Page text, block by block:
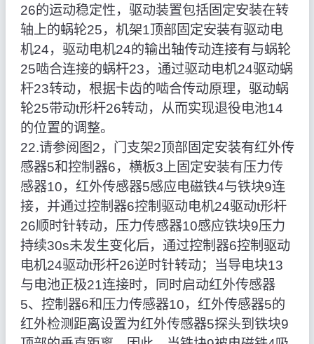
26的运动稳定性，驱动装置包括固定安装在转
轴上的蜗轮25，机架1顶部固定安装有驱动电
机24，驱动电机24的输出轴传动连接有与蜗轮
25啮合连接的蜗杆23，通过驱动电机24驱动蜗
杆23转动，根据卡齿的啮合传动原理，驱动蜗
轮25带动t形杆26转动，从而实现退役电池14
的位置的调整。
22.请参阅图2，门支架2顶部固定安装有红外传
感器5和控制器6，横板3上固定安装有压力传
感器10，红外传感器5感应电磁铁4与铁块9连
接，并通过控制器6控制驱动电机24驱动t形杆
26顺时针转动，压力传感器10感应铁块9压力
持续30s未发生变化后，通过控制器6控制驱动
电机24驱动t形杆26逆时针转动；当导电块13
与电池正极21连接时，同时启动红外传感器
5、控制器6和压力传感器10，红外传感器5的
红外检测距离设置为红外传感器5探头到铁块9